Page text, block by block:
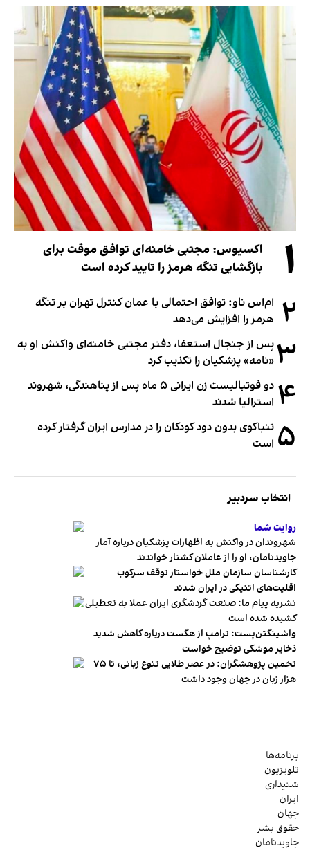
۱
اکسیوس: مجتبی خامنه‌ای توافق موقت برای
بازگشایی تنگه هرمز را تایید کرده است
۲ ام‌اس ناو: توافق احتمالی با عمان کنترل تهران بر تنگه
هرمز را افزایش می‌دهد
۳پس از جنجال استعفا، دفتر مجتبی خامنه‌ای واکنش او به
«نامه» پزشکیان را تکذیب کرد
۴
دو فوتبالیست زن ایرانی ۵ ماه پس از پناهندگی، شهروند
استرالیا شدند
۵ تنباکوی بدون دود کودکان را در مدارس ایران گرفتار کرده
است
انتخاب سردبیر
روایت شما
شهروندان در واکنش به اظهارات پزشکیان درباره آمار
جاویدنامان، او را از عاملان کشتار خواندند
کارشناسان سازمان ملل خواستار توقف سرکوب
اقلیت‌های اتنیکی در ایران شدند
نشریه پیام ما: صنعت گردشگری ایران عملا به تعطیلی
کشیده شده است
واشینگتن‌پست: ترامپ از هگست درباره کاهش شدید
ذخایر موشکی توضیح خواست
تخمین پژوهشگران: در عصر طلایی تنوع زبانی، تا ۷۵
هزار زبان در جهان وجود داشت
برنامه‌ها
تلویزیون
شنیداری
ایران
جهان
حقوق بشر
جاویدنامان